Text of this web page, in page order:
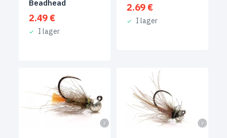
Beadhead
2.49 €
I lager
2.69 €
I lager